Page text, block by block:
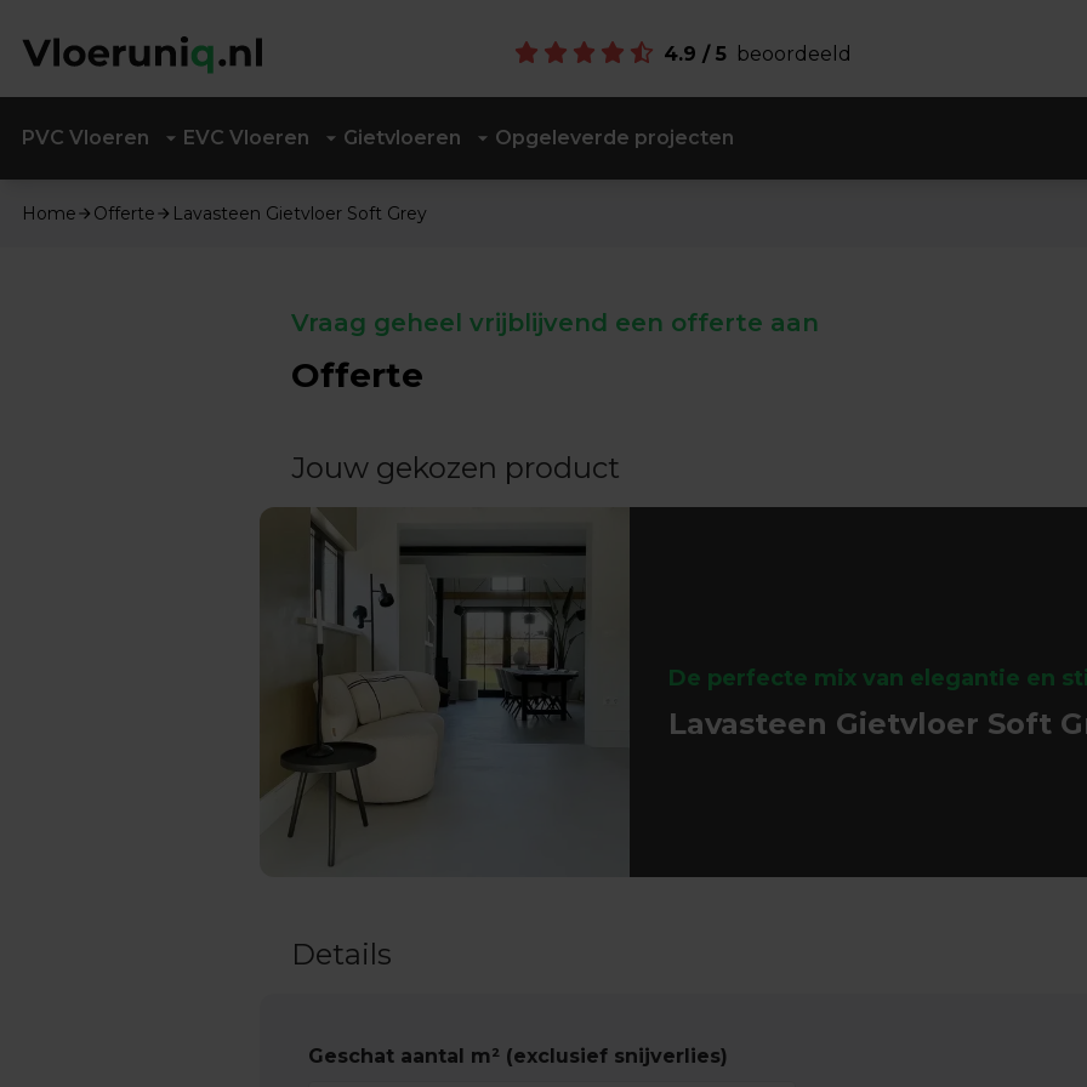
4.9 / 5 beoordeeld
PVC Vloeren EVC Vloeren Gietvloeren Opgeleverde projecten
Home Offerte Lavasteen Gietvloer Soft Grey
Vraag geheel vrijblijvend een offerte aan
Offerte
Jouw gekozen product
De perfecte mix van elegantie en
Lavasteen Gietvloer Soft
Details
Geschat aantal m² (exclusief snijverlies)